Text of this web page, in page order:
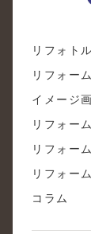
リフォト
リフォー
イメージ
リフォー
リフォー
リフォー
コラム